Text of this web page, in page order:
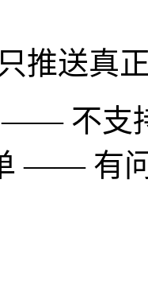
只推送真
—— 不支
—— 有